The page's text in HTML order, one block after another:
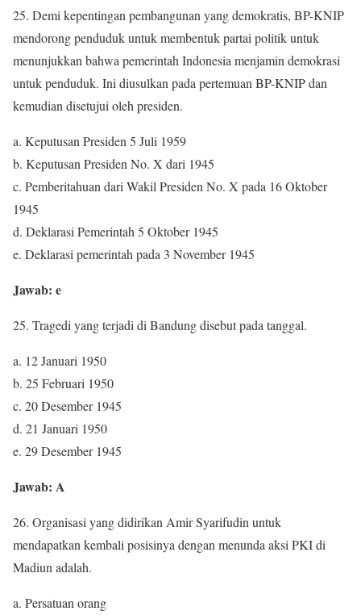
25. Demi kepentingan pembangunan yang demokratis, BP-KNIP
mendorong penduduk untuk membentuk partai politik untuk
menunjukkan bahwa pemerintah Indonesia menjamin demokrasi
untuk penduduk. Ini diusulkan pada pertemuan BP-KNIP dan
kemudian disetujui oleh presiden.
a. Keputusan Presiden 5 Juli 1959
b. Keputusan Presiden No. X dari 1945
c. Pemberitahuan dari Wakil Presiden No. X pada 16 Oktober
1945
d. Deklarasi Pemerintah 5 Oktober 1945
e. Deklarasi pemerintah pada 3 November 1945
Jawab: e
25. Tragedi yang terjadi di Bandung disebut pada tanggal.
a. 12 Januari 1950
b. 25 Februari 1950
c. 20 Desember 1945
d. 21 Januari 1950
e. 29 Desember 1945
Jawab: A
26. Organisasi yang didirikan Amir Syarifudin untuk
mendapatkan kembali posisinya dengan menunda aksi PKI di
Madiun adalah.
a. Persatuan orang